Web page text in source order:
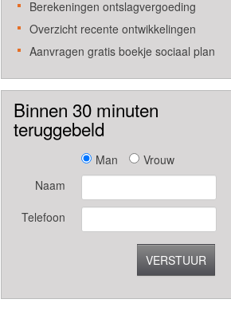
Berekeningen ontslagvergoeding
Overzicht recente ontwikkelingen
Aanvragen gratis boekje sociaal plan
Binnen 30 minuten
teruggebeld
Man
Vrouw
Naam
Telefoon
VERSTUUR